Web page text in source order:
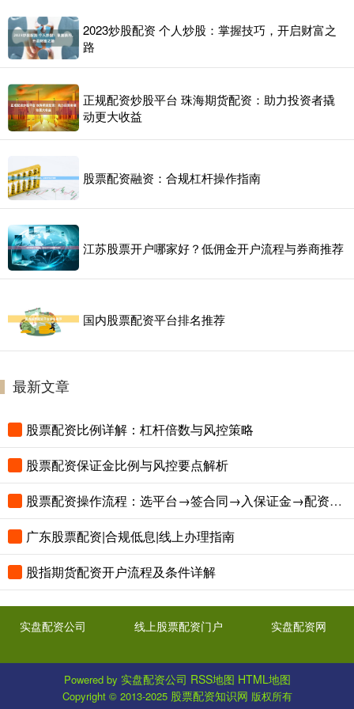
2023炒股配资 个人炒股：掌握技巧，开启财富之
路
正规配资炒股平台 珠海期货配资：助力投资者撬
动更大收益
股票配资融资：合规杠杆操作指南
江苏股票开户哪家好？低佣金开户流程与券商推荐
国内股票配资平台排名推荐
最新文章
股票配资比例详解：杠杆倍数与风控策略
股票配资保证金比例与风控要点解析
股票配资操作流程：选平台→签合同→入保证金→配资交易
广东股票配资|合规低息|线上办理指南
股指期货配资开户流程及条件详解
实盘配资公司 线上股票配资门户 实盘配资网
Powered by 实盘配资公司 RSS地图 HTML地图
Copyright © 2013-2025 股票配资知识网 版权所有